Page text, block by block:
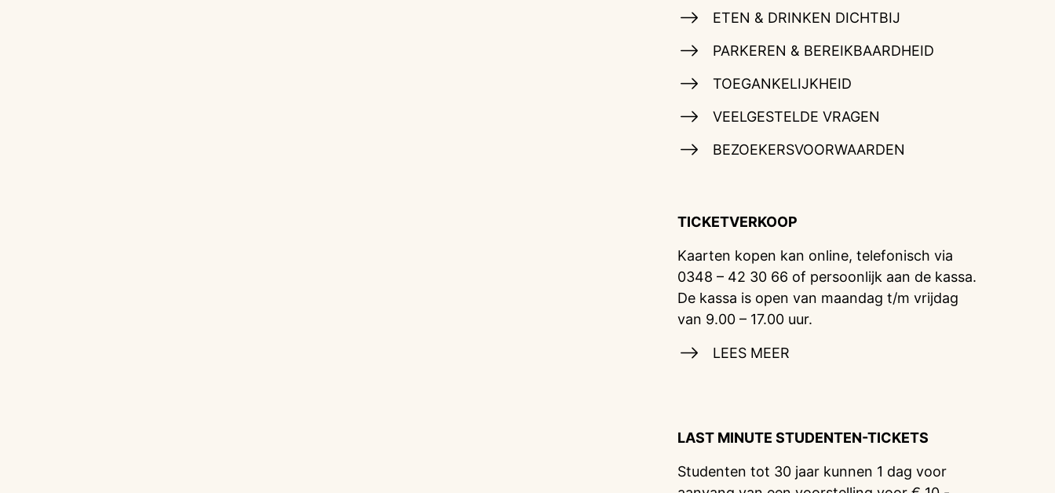
ETEN & DRINKEN DICHTBIJ
PARKEREN & BEREIKBAARDHEID
TOEGANKELIJKHEID
VEELGESTELDE VRAGEN
BEZOEKERSVOORWAARDEN
TICKETVERKOOP
Kaarten kopen kan online, telefonisch via
0348 – 42 30 66 of persoonlijk aan de kassa.
De kassa is open van maandag t/m vrijdag
van 9.00 – 17.00 uur.
LEES MEER
LAST MINUTE STUDENTEN-TICKETS
Studenten tot 30 jaar kunnen 1 dag voor